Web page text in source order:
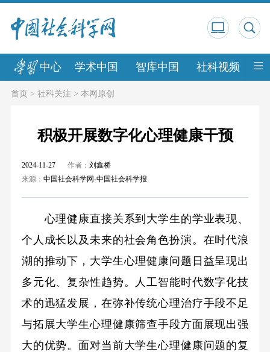
中心 学术中国 智库中国 社科视频 中
首页> 社科关注 > 本网原创
积极开展数字化心理健康干预
2024-11-27 作者： 刘鑫桥
来源： 中国社会科学网-中国社会科学报
心理健康直接关系到大学生的学业表现、
个人成长以及未来的社会角色扮演。在时代浪
潮的推动下，大学生心理健康问题日益呈现出
多元化、复杂性趋势。人工智能时代数字化技
术的迅猛发展，在弥补传统心理治疗手段不足
与拓展大学生心理健康筛查手段方面展现出强
大的优势。面对当前大学生心理健康问题的复